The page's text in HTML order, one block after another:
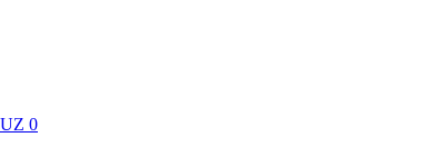
UZ 0